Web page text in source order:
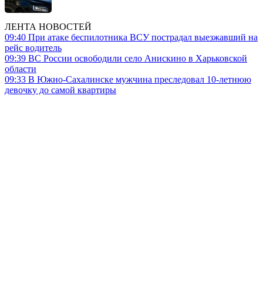
ЛЕНТА НОВОСТЕЙ
09:40 При атаке беспилотника ВСУ пострадал выезжавший на
рейс водитель
09:39 ВС России освободили село Анискино в Харьковской
области
09:33 В Южно-Сахалинске мужчина преследовал 10-летнюю
девочку до самой квартиры